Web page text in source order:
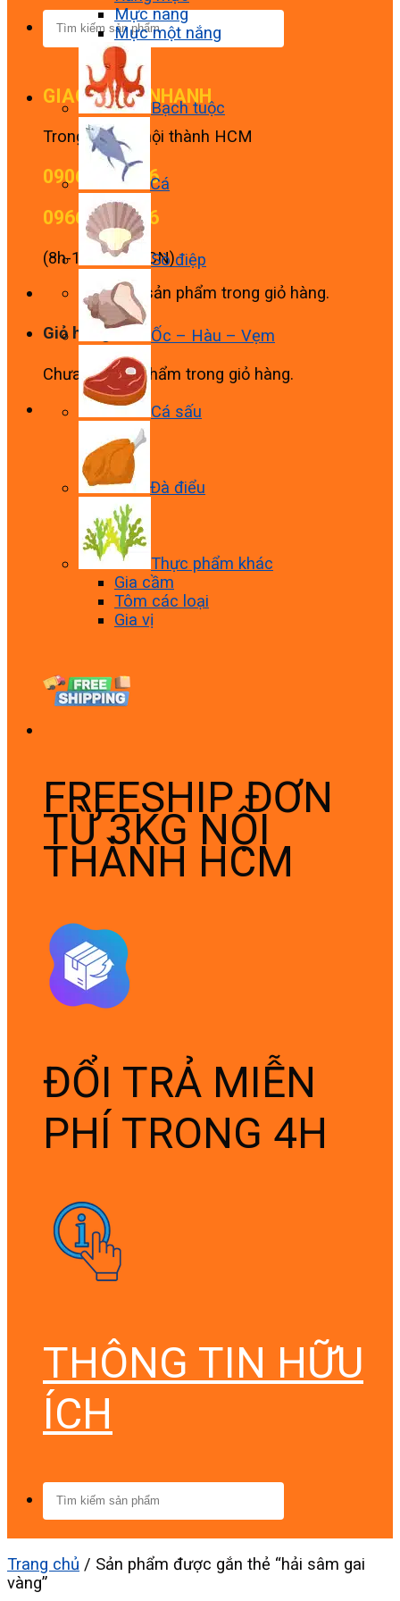
Tìm
kiếm:
GIAO HÀNG NHANH
Trong 2 tiếng nội thành HCM
0906 845 636
0966 845 636
(8h-18h từ T2-CN)
Chưa có sản phẩm trong giỏ hàng.
Giỏ hàng
Chưa có sản phẩm trong giỏ hàng.
Mực nang
Mực một nắng
Bạch tuộc
Cá
Sò điệp
Ốc – Hàu – Vẹm
Cá sấu
Đà điểu
Thực phẩm khác
Gia cầm
Tôm các loại
Gia vị
FREESHIP ĐƠN
TỪ 3KG NỘI
THÀNH HCM
ĐỔI TRẢ MIỄN
PHÍ TRONG 4H
THÔNG TIN HỮU
ÍCH
Tìm
kiếm:
Trang chủ / Sản phẩm được gắn thẻ “hải sâm gai
vàng”